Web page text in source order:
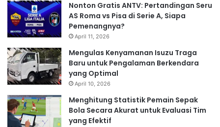
Nonton Gratis ANTV: Pertandingan Seru
AS Roma vs Pisa di Serie A, Siapa
Pemenangnya?
April 11, 2026
Mengulas Kenyamanan Isuzu Traga
Baru untuk Pengalaman Berkendara
yang Optimal
April 10, 2026
Menghitung Statistik Pemain Sepak
Bola Secara Akurat untuk Evaluasi Tim
yang Efektif